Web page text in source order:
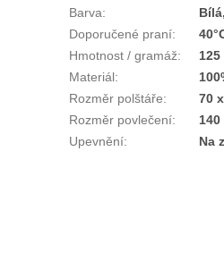
Barva:
Doporučené praní:
Hmotnost / gramáž:
125
Materiál:
Rozměr polštáře:
70
Rozměr povlečení:
140
Upevnění: Na